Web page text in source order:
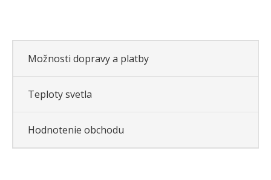
Možnosti dopravy a platby
Teploty svetla
Hodnotenie obchodu